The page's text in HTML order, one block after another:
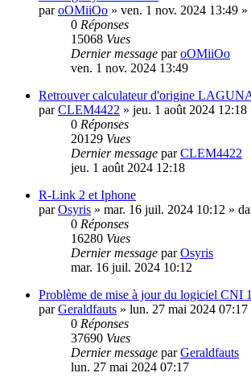
paroOMiiOo » ven. 1 nov. 2024 13:49 »
0 Réponses
15068 Vues
Dernier message paroOMiiOo
ven. 1 nov. 2024 13:49
Retrouver calculateur d'origine
parCLEM4422 » jeu. 1 août 2024 12:18
0 Réponses
20129 Vues
Dernier message parCLEM4422
jeu. 1 août 2024 12:18
R-Link 2 et Iphone
parOsyris » mar. 16 juil. 2024 10:12 »
0 Réponses
16280 Vues
Dernier message parOsyris
mar. 16 juil. 2024 10:12
Problème de mise à jour du logiciel CNI
parGeraldfauts » lun. 27 mai 2024 07:17
0 Réponses
37690 Vues
Dernier message parGeraldfauts
lun. 27 mai 2024 07:17